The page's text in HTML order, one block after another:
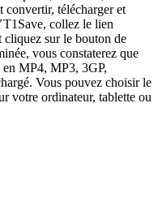
convertir, télécharger et
collez le lien
cliquez sur le bouton de
vous constaterez que
MP4, MP3, 3GP,
Vous pouvez choisir le
votre ordinateur, tablette ou